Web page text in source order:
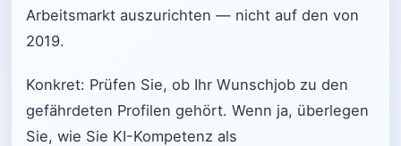
Arbeitsmarkt auszurichten — nicht auf den von
2019.
Konkret: Prüfen Sie, ob Ihr Wunschjob zu den
gefährdeten Profilen gehört. Wenn ja, überlegen
Sie, wie Sie KI-Kompetenz als